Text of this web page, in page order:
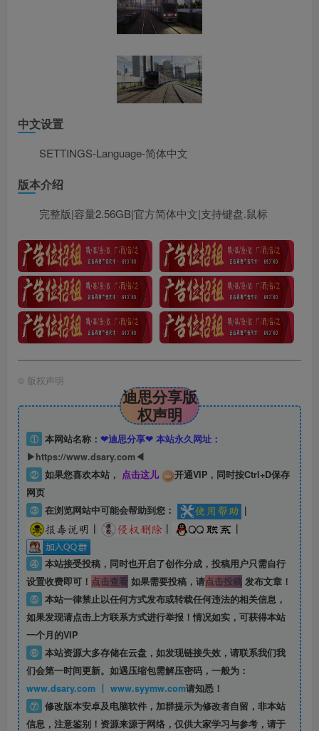
中文设置
SETTINGS-Language-简体中文
版本介绍
完整版|容量2.56GB|官方简体中文|支持键盘.鼠标
© 版权声明
迪思分享版
权声明
① 本网站名称： ❤迪思分享❤ 本站永久网址：
▶https://www.dsary.com◀
② 如果您喜欢本站， 点击这儿
开通VIP，同时按Ctrl+D保存
网页
③ 在浏览网站中可能会帮助到您：
|
|
| |
④ 本站接受投稿，同时也开启了创作分成，投稿用户只需自行
设置收费即可！ 点击查看如果需要投稿，请点击投稿发布文章！
⑤ 本站一律禁止以任何方式发布或转载任何违法的相关信息，
如果发现请点击上方联系方式进行举报！情况如实，可获得本站
一个月的VIP
⑥ 本站资源大多存储在云盘，如发现链接失效，请联系我们我
们会第一时间更新。如遇压缩包需解压密码，一般为：
www.dsary.com 丨 www.syymw.com请知悉！
⑦ 修改版本安卓及电脑软件，加群提示为修改者自留， 非本站
信息，注意鉴别！资源来源于网络，仅供大家学习与参考，请于